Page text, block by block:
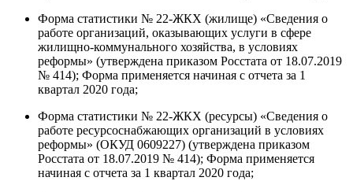
Форма статистики № 22-ЖКХ (жилище) «Сведения о
работе организаций, оказывающих услуги в сфере
жилищно-коммунального хозяйства, в условиях
реформы» (утверждена приказом Росстата от 18.07.2019
№ 414); Форма применяется начиная с отчета за 1
квартал 2020 года;
Форма статистики № 22-ЖКХ (ресурсы) «Сведения о
работе ресурсоснабжающих организаций в условиях
реформы» (ОКУД 0609227) (утверждена приказом
Росстата от 18.07.2019 № 414); Форма применяется
начиная с отчета за 1 квартал 2020 года;